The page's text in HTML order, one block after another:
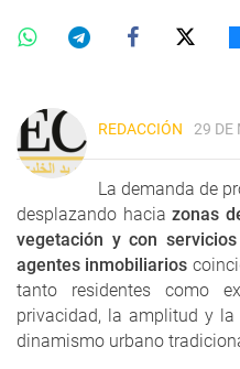
REDACCIÓN 29 DE
La demanda de
desplazando haciazonas
vegetación y con
agentes inmobiliarios
tanto residentes como
privacidad, la amplitud y la
dinamismo urbano